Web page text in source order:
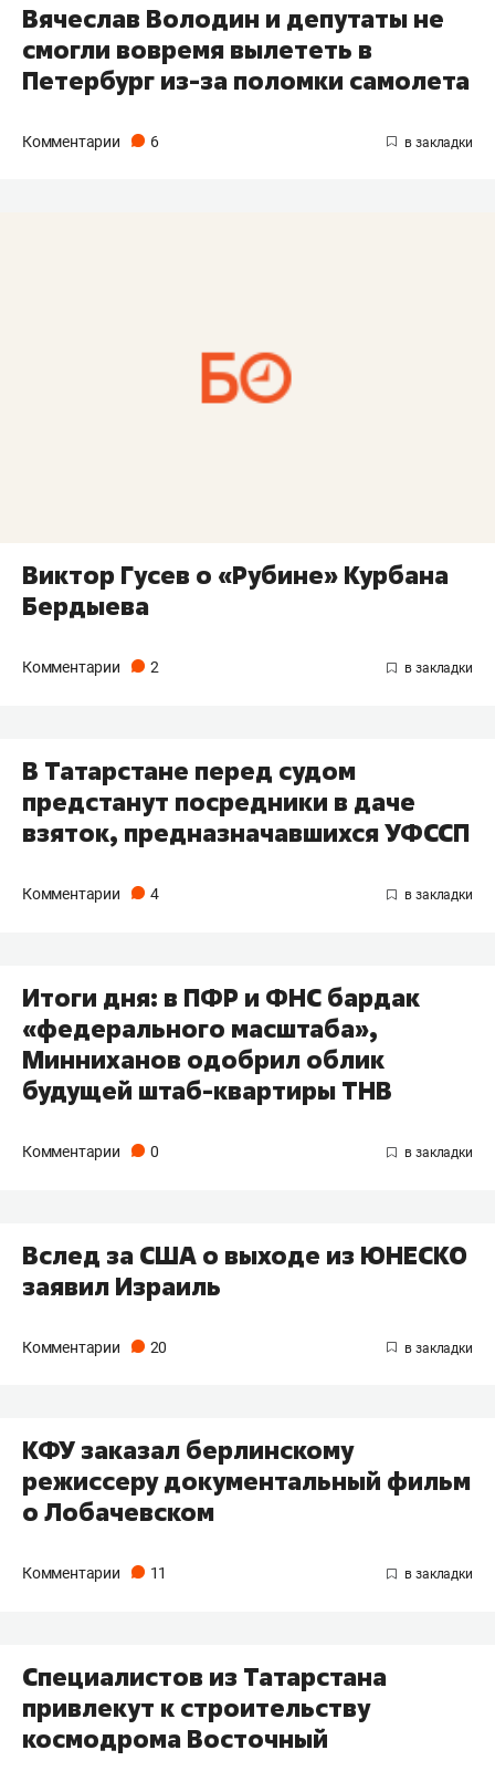
Вячеслав Володин и депутаты не
смогли вовремя вылететь в
Петербург из-за поломки самолета
Комментарии 6
Виктор Гусев о «Рубине» Курбана
Бердыева
Комментарии 2
В Татарстане перед судом
предстанут посредники в даче
взяток, предназначавшихся УФССП
Комментарии 4
Итоги дня: в ПФР и ФНС бардак
«федерального масштаба»,
Минниханов одобрил облик
будущей штаб-квартиры ТНВ
Комментарии 0
Вслед за США о выходе из ЮНЕСКО
заявил Израиль
Комментарии 20
КФУ заказал берлинскому
режиссеру документальный фильм
о Лобачевском
Комментарии 11
Специалистов из Татарстана
привлекут к строительству
космодрома Восточный